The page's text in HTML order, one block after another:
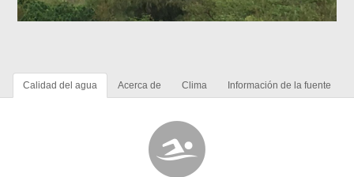
Calidad del agua Acerca de Clima Información de la fuente